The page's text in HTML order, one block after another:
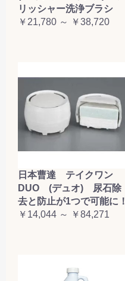
リッシャー洗浄ブラシ
￥21,780 ～ ￥38,720
日本曹達 テイクワン
DUO (デュオ) 尿石除
去と防止が1つで可能に！
￥14,044 ～ ￥84,271